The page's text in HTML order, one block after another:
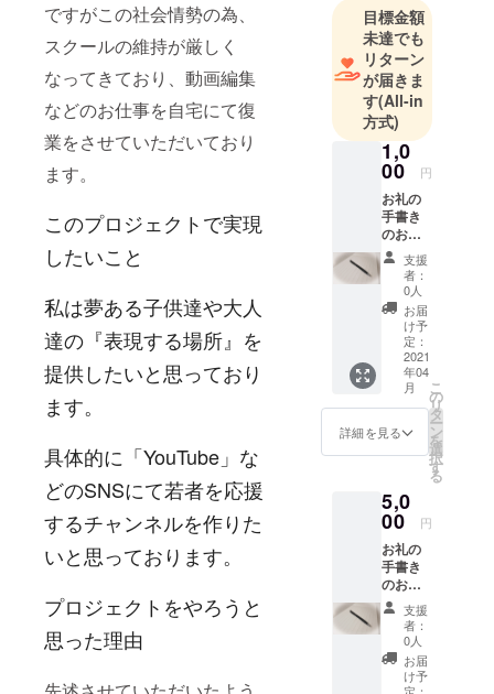
ですがこの社会情勢の為、
スクールの維持が厳しく
なってきており、動画編集
などのお仕事を自宅にて復
業をさせていただいており
ます。
このプロジェクトで実現
したいこと
私は夢ある子供達や大人
達の『表現する場所』を
提供したいと思っており
ます。
具体的に「YouTube」な
どのSNSにて若者を応援
するチャンネルを作りた
いと思っております。
プロジェクトをやろうと
思った理由
目標金額
未達でも
リターン
が届きま
す(All-in
方式)
1,0
00 円
お礼の
手書き
のお手
紙
支援
者：
0人
お届
け予
定：
2021
年04
月
詳細を見る
こ
の
リ
タ
ー
ン
を
選
択
す
る
5,0
00 円
お礼の
手書き
のお手
紙 私が
ご紹介
させて
いただ
いた方
からの
支援
者：
0人
お届
け予